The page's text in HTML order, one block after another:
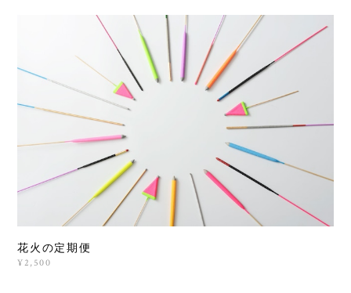
花火の定期便
¥2,500